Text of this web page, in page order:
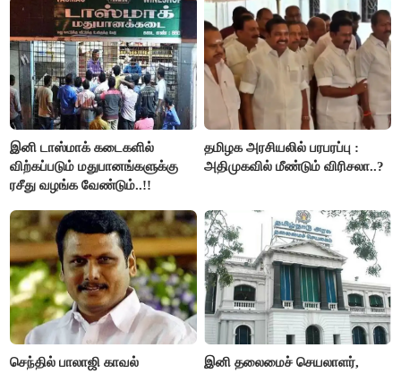
இனி டாஸ்மாக் கடைகளில்
விற்கப்படும் மதுபானங்களுக்கு
ரசீது வழங்க வேண்டும்..!!
தமிழக அரசியலில் பரபரப்பு :
அதிமுகவில் மீண்டும் விரிசலா..?
செந்தில் பாலாஜி காவல்
இனி தலைமைச் செயலாளர்,